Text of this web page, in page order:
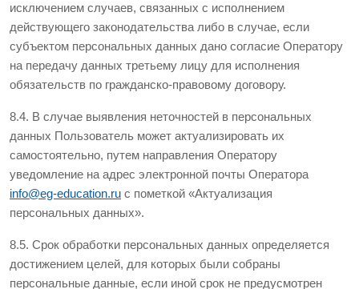
исключением случаев, связанных с исполнением
действующего законодательства либо в случае, если
субъектом персональных данных дано согласие Оператору
на передачу данных третьему лицу для исполнения
обязательств по гражданско-правовому договору.
8.4. В случае выявления неточностей в персональных
данных Пользователь может актуализировать их
самостоятельно, путем направления Оператору
уведомление на адрес электронной почты Оператора
info@eg-education.ru с пометкой «Актуализация
персональных данных».
8.5. Срок обработки персональных данных определяется
достижением целей, для которых были собраны
персональные данные, если иной срок не предусмотрен